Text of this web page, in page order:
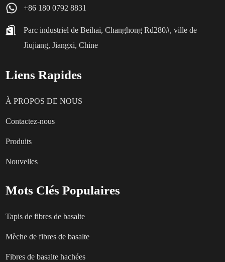
+86 180 0792 8831
Parc industriel de Beihai, Changhong Rd280#, ville de
Jiujiang, Jiangxi, Chine
Liens Rapides
À PROPOS DE NOUS
Contactez-nous
Produits
Nouvelles
Mots Clés Populaires
Tapis de fibres de basalte
Mèche de fibres de basalte
Fibres de basalte hachées